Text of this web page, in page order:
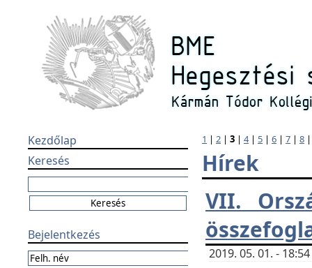
Kezdőlap
Keresés
Bejelentkezés
1 | 2 | 3 | 4| 5 | 6 | 7 | 8
Hírek
VII.
2019. 05. 01. -